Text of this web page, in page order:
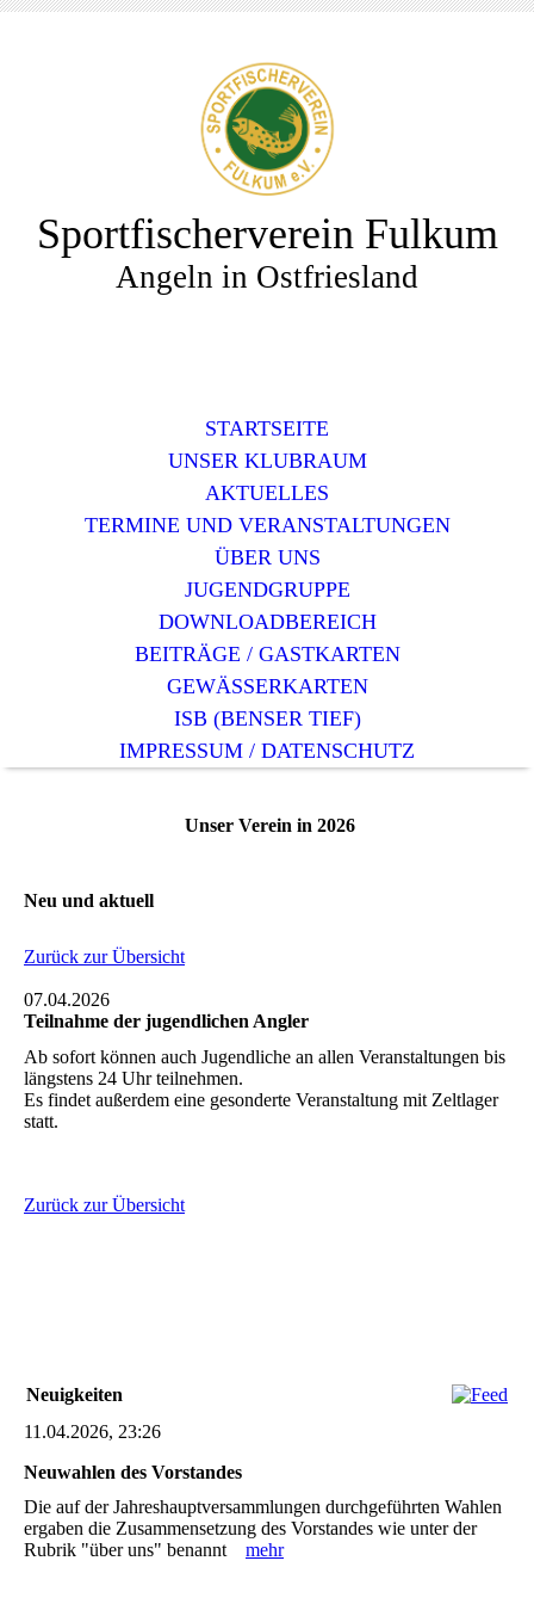
Sportfischerverein Fulkum
Angeln in Ostfriesland
STARTSEITE
UNSER KLUBRAUM
AKTUELLES
TERMINE UND VERANSTALTUNGEN
ÜBER UNS
JUGENDGRUPPE
DOWNLOADBEREICH
BEITRÄGE / GASTKARTEN
GEWÄSSERKARTEN
ISB (BENSER TIEF)
IMPRESSUM / DATENSCHUTZ
Unser Verein in 2026
Neu und aktuell
Zurück zur Übersicht
07.04.2026
Teilnahme der jugendlichen Angler
Ab sofort können auch Jugendliche an allen Veranstaltungen bis
längstens 24 Uhr teilnehmen.
Es findet außerdem eine gesonderte Veranstaltung mit Zeltlager
statt.
Zurück zur Übersicht
Neuigkeiten
11.04.2026, 23:26
Neuwahlen des Vorstandes
Die auf der Jahreshauptversammlungen durchgeführten Wahlen
ergaben die Zusammensetzung des Vorstandes wie unter der
Rubrik "über uns" benannt mehr